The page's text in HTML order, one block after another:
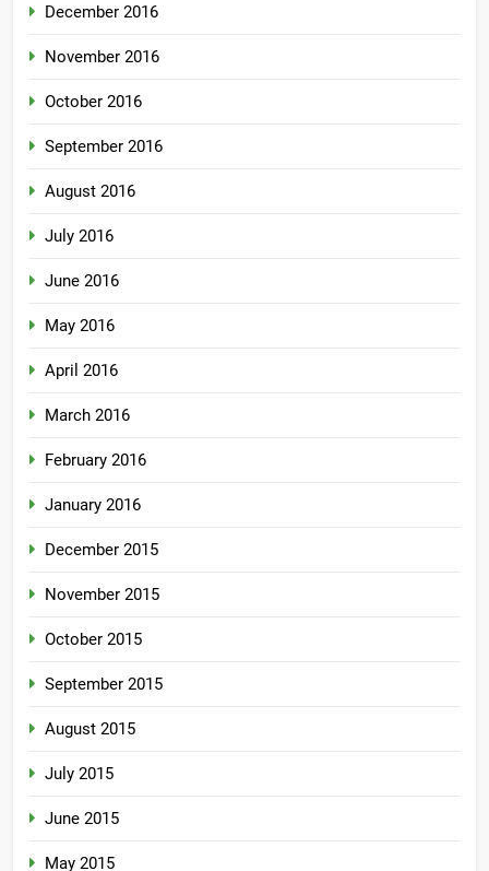
December 2016
November 2016
October 2016
September 2016
August 2016
July 2016
June 2016
May 2016
April 2016
March 2016
February 2016
January 2016
December 2015
November 2015
October 2015
September 2015
August 2015
July 2015
June 2015
May 2015